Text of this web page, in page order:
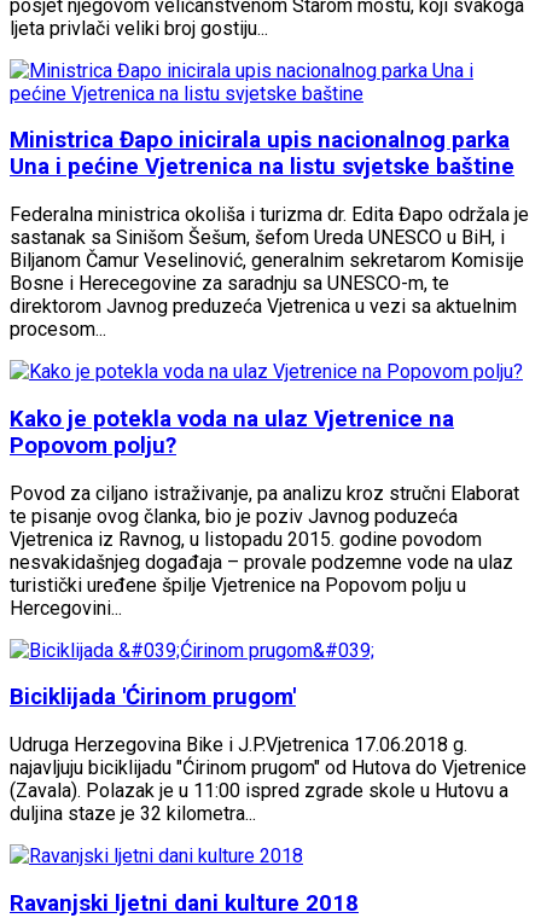
posjet njegovom veličanstvenom Starom mostu, koji svakoga
ljeta privlači veliki broj gostiju...
Ministrica Đapo inicirala upis nacionalnog parka
Una i pećine Vjetrenica na listu svjetske baštine
Federalna ministrica okoliša i turizma dr. Edita Đapo održala je
sastanak sa Sinišom Šešum, šefom Ureda UNESCO u BiH, i
Biljanom Čamur Veselinović, generalnim sekretarom Komisije
Bosne i Herecegovine za saradnju sa UNESCO-m, te
direktorom Javnog preduzeća Vjetrenica u vezi sa aktuelnim
procesom...
Kako je potekla voda na ulaz Vjetrenice na
Popovom polju?
Povod za ciljano istraživanje, pa analizu kroz stručni Elaborat
te pisanje ovog članka, bio je poziv Javnog poduzeća
Vjetrenica iz Ravnog, u listopadu 2015. godine povodom
nesvakidašnjeg događaja – provale podzemne vode na ulaz
turistički uređene špilje Vjetrenice na Popovom polju u
Hercegovini...
Biciklijada 'Ćirinom prugom'
Udruga Herzegovina Bike i J.P.Vjetrenica 17.06.2018 g.
najavljuju biciklijadu "Ćirinom prugom" od Hutova do Vjetrenice
(Zavala). Polazak je u 11:00 ispred zgrade skole u Hutovu a
duljina staze je 32 kilometra...
Ravanjski ljetni dani kulture 2018